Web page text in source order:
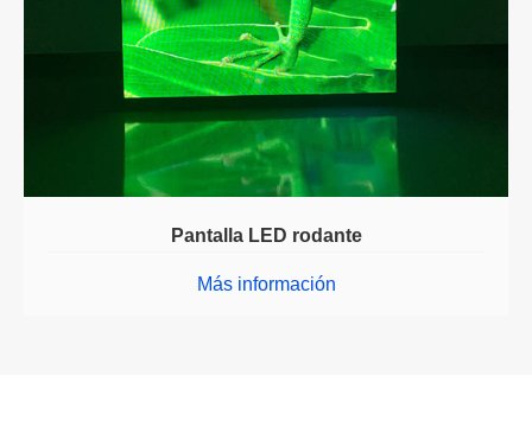
Pantalla LED rodante
Más información